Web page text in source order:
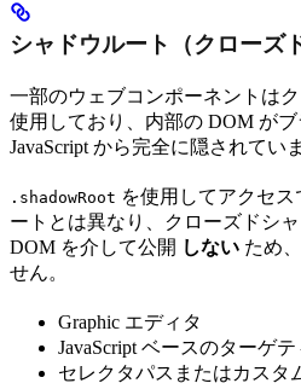
シャドウルート（クローズ
一部のウェブコンポーネントは
使用しており、内部の DOM が
JavaScript から完全に隠されてい
.shadowRoot を使用してアクセ
ートとは異なり、クローズドシ
DOM を介して公開 しない ため
せん。
Graphic エディタ
JavaScript ベースのターゲ
セレクタパスまたはカスタ